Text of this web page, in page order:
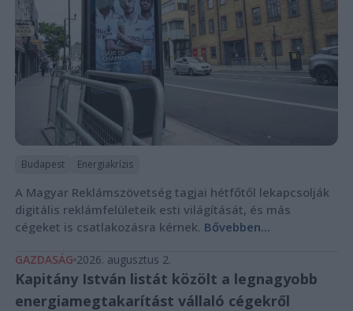
Budapest Energiakrízis
A Magyar Reklámszövetség tagjai hétfőtől lekapcsolják
digitális reklámfelületeik esti világítását, és más
cégeket is csatlakozásra kérnek. Bővebben...
GAZDASÁG 2026. augusztus 2.
Kapitány István listát közölt a legnagyobb
energiamegtakarítást vállaló cégekről